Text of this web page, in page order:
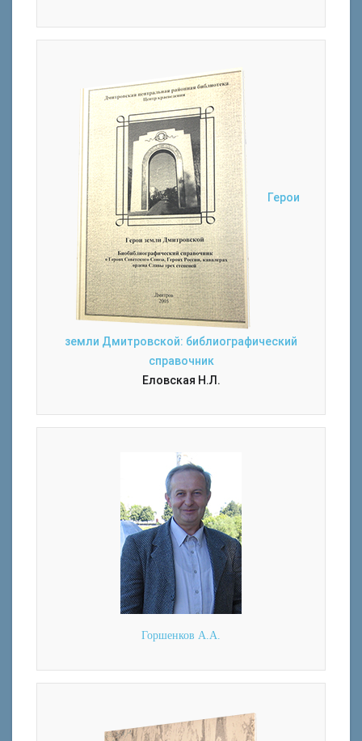
Герои
земли Дмитровской: библиографический
справочник
Еловская Н.Л.
Горшенков А.А.